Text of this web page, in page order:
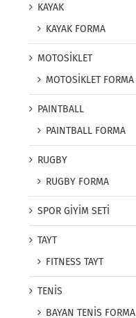
KAYAK
KAYAK FORMA
MOTOSİKLET
MOTOSİKLET FORMA
PAINTBALL
PAINTBALL FORMA
RUGBY
RUGBY FORMA
SPOR GİYİM SETİ
TAYT
FITNESS TAYT
TENİS
BAYAN TENİS FORMA